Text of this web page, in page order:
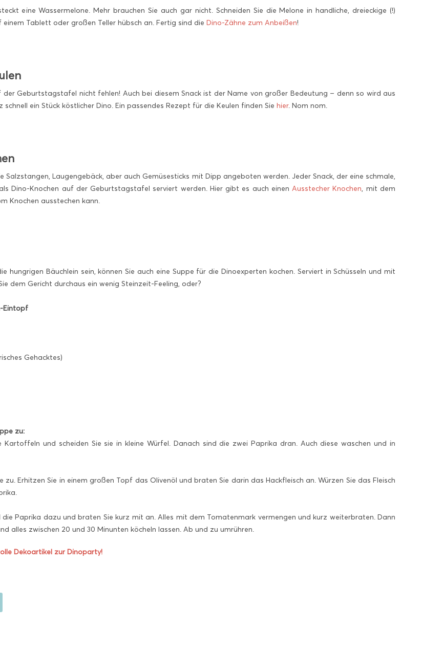
eine Wassermelone. Mehr brauchen Sie auch gar nicht. Schneiden Sie die Melone in handliche, dreieckige (!)
einem Tablett oder großen Teller hübsch an. Fertig sind die Dino-Zähne zum Anbeißen!
der Geburtstagstafel nicht fehlen! Auch bei diesem Snack ist der Name von großer Bedeutung – denn so wird aus
schnell ein Stück köstlicher Dino. Ein passendes Rezept für die Keulen finden Sie hier. Nom nom.
Salzstangen, Laugengebäck, aber auch Gemüsesticks mit Dipp angeboten werden. Jeder Snack, der eine schmale,
Dino-Knochen auf der Geburtstagstafel serviert werden. Hier gibt es auch einenAusstecher Knochen, mit dem
Knochen ausstechen kann.
hungrigen Bäuchlein sein, können Sie auch eine Suppe für die Dinoexperten kochen. Serviert in Schüsseln und mit
dem Gericht durchaus ein wenig Steinzeit-Feeling, oder?
Eintopf
Gehacktes)
zu:
Kartoffeln und scheiden Sie sie in kleine Würfel. Danach sind die zwei Paprika dran. Auch diese waschen und in
zu. Erhitzen Sie in einem großen Topf das Olivenöl und braten Sie darin das Hackfleisch an. Würzen Sie das Fleisch
Paprika dazu und braten Sie kurz mit an. Alles mit dem Tomatenmark vermengen und kurz weiterbraten. Dann
alles zwischen 20 und 30 Minunten köcheln lassen. Ab und zu umrühren.
Dekoartikel zur Dinoparty!